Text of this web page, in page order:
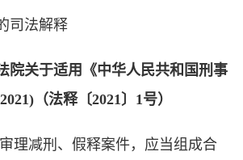
司法解释
院关于适用《中华人民共和国刑事
（法释〔2021〕1号）
理减刑、假释案件，应当组成合